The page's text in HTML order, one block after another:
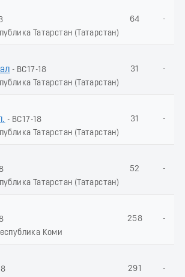
Татарстан (Татарстан)
64 -
- ВС17-18
Татарстан (Татарстан)
31 -
- ВС17-18
Татарстан (Татарстан)
31 -
Татарстан (Татарстан)
52 -
Коми
258 -
291 -